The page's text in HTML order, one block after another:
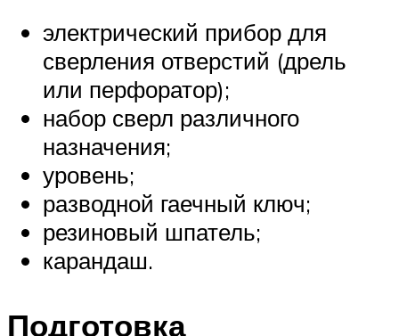
электрический прибор для
сверления отверстий (дрель
или перфоратор);
набор сверл различного
назначения;
уровень;
разводной гаечный ключ;
резиновый шпатель;
карандаш.
Подготовка